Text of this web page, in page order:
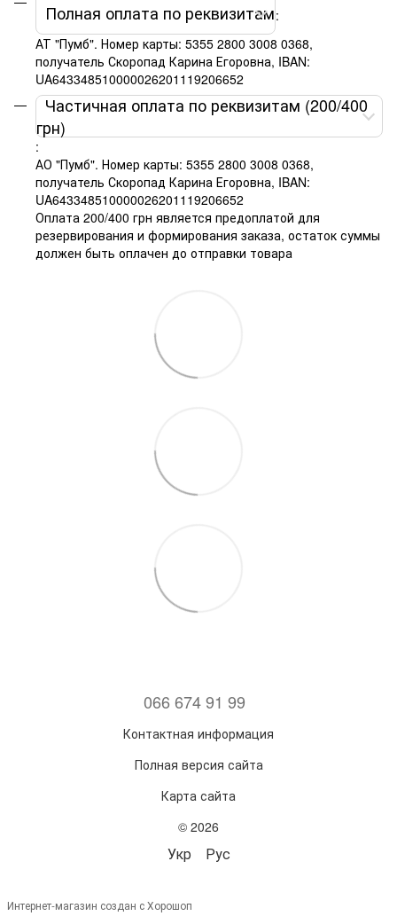
Полная оплата по реквизитам:
АТ "Пумб". Номер карты: 5355 2800 3008 0368,
получатель Скоропад Карина Егоровна, IBAN:
UA643348510000026201119206652
Частичная оплата по реквизитам (200/400
грн)
:
АО "Пумб". Номер карты: 5355 2800 3008 0368,
получатель Скоропад Карина Егоровна, IBAN:
UA643348510000026201119206652
Оплата 200/400 грн является предоплатой для
резервирования и формирования заказа, остаток суммы
должен быть оплачен до отправки товара
066 674 91 99
Контактная информация
Полная версия сайта
Карта сайта
© 2026
Укр Рус
Интернет-магазин создан с Хорошоп